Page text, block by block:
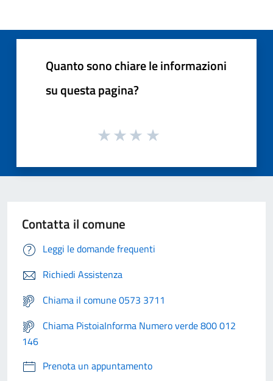
Quanto sono chiare le informazioni
su questa pagina?
Contatta il comune
Leggi le domande frequenti
Richiedi Assistenza
Chiama il comune 0573 3711
Chiama PistoiaInforma Numero verde 800 012
146
Prenota un appuntamento